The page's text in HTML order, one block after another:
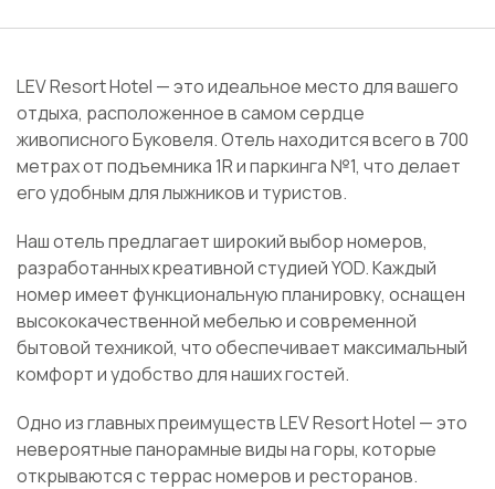
LEV Resort Hotel — это идеальное место для вашего
отдыха, расположенное в самом сердце
живописного Буковеля. Отель находится всего в 700
метрах от подъемника 1R и паркинга №1, что делает
его удобным для лыжников и туристов.
Наш отель предлагает широкий выбор номеров,
разработанных креативной студией YOD. Каждый
номер имеет функциональную планировку, оснащен
высококачественной мебелью и современной
бытовой техникой, что обеспечивает максимальный
комфорт и удобство для наших гостей.
Одно из главных преимуществ LEV Resort Hotel — это
невероятные панорамные виды на горы, которые
открываются с террас номеров и ресторанов.